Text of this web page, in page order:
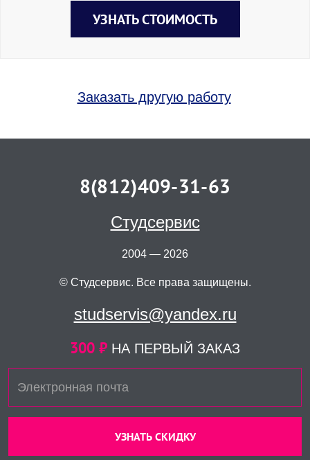
УЗНАТЬ СТОИМОСТЬ
Заказать другую работу
8(812)409-31-63
Студсервис
2004 — 2026
© Студсервис. Все права защищены.
studservis@yandex.ru
300 ₽ НА ПЕРВЫЙ ЗАКАЗ
УЗНАТЬ СКИДКУ